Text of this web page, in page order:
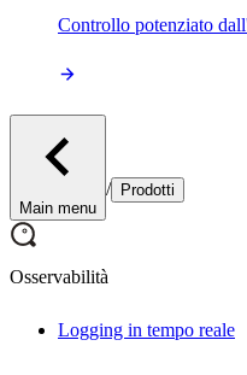
Controllo potenziato
Main menu
/ Prodotti
Osservabilità
Logging in tempo reale